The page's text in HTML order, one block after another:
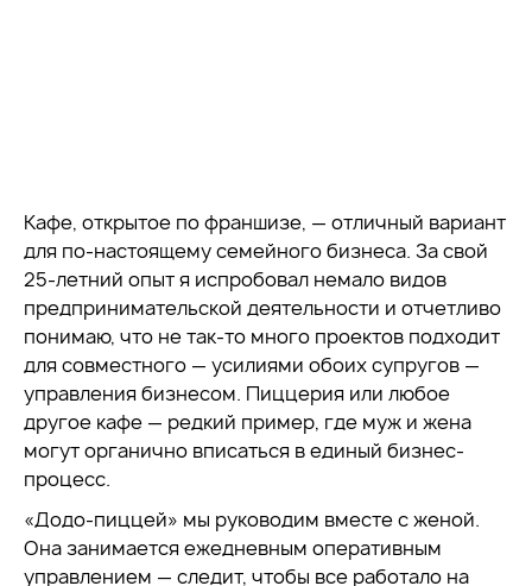
Кафе, открытое по франшизе, — отличный вариант
для по-настоящему семейного бизнеса. За свой
25-летний опыт я испробовал немало видов
предпринимательской деятельности и отчетливо
понимаю, что не так-то много проектов подходит
для совместного — усилиями обоих супругов —
управления бизнесом. Пиццерия или любое
другое кафе — редкий пример, где муж и жена
могут органично вписаться в единый бизнес-
процесс.
«Додо-пиццей» мы руководим вместе с женой.
Она занимается ежедневным оперативным
управлением — следит, чтобы все работало на